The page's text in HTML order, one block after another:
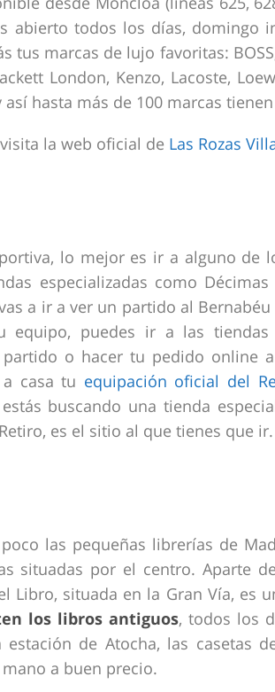
abierto todos los días, domingo
tus marcas de lujo favoritas:
London, Kenzo, Lacoste,
hasta más de 100 marcas
la web oficial de Las Rozas
lo mejor es ir a alguno de
especializadas como
a ir a ver un partido al
equipo, puedes ir a las
o hacer tu pedido online
casa tu equipación oficial del
buscando una tienda
es el sitio al que tienes que ir.
las pequeñas librerías de
situadas por el centro. Aparte
Libro, situada en la Gran Vía, es
los libros antiguos, todos los
de Atocha, las casetas
a buen precio.